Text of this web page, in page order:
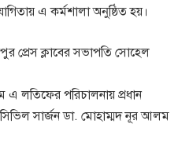
এ কর্মশালা অনুষ্ঠিত হয়।
প্রেস ক্লাবের সভাপতি সোহেল
এ লতিফের পরিচালনায় প্রধান
সার্জন ডা. মোহাম্মদ নূর আলম